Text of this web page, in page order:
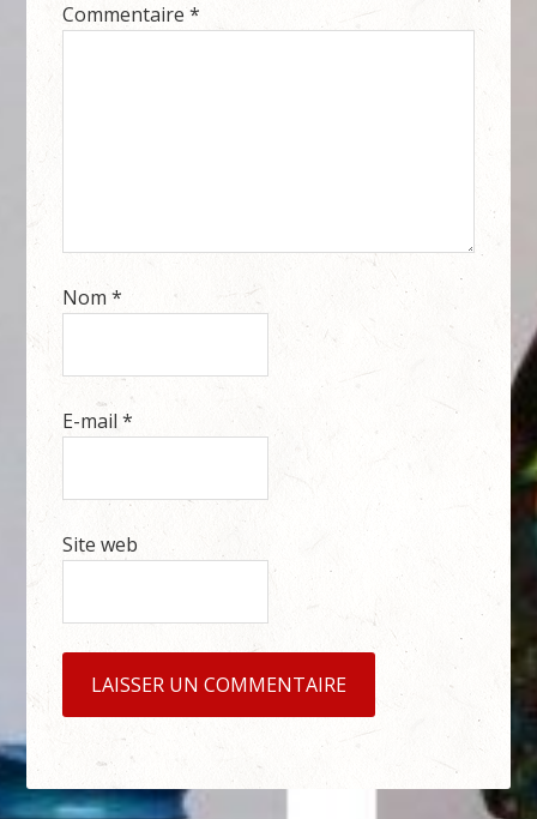
Commentaire*
Nom*
E-mail*
Site web